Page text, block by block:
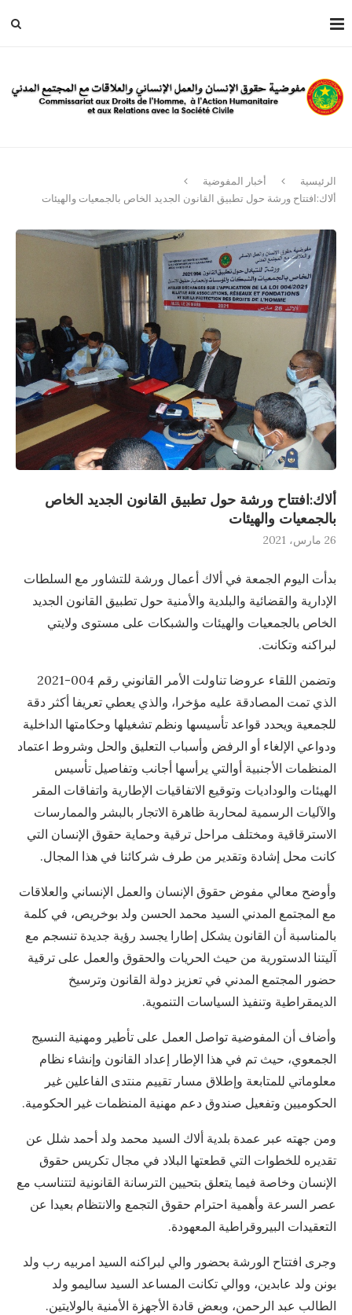
الرئيسية
أخبار المفوضية
ألاك:افتتاح ورشة حول تطبيق القانون الجديد الخاص بالجمعيات والهيئات
ألاك:افتتاح ورشة حول تطبيق القانون الجديد الخاص
بالجمعيات والهيئات
26 مارس، 2021
بدأت اليوم الجمعة في ألاك أعمال ورشة للتشاور مع السلطات
الإدارية والقضائية والبلدية والأمنية حول تطبيق القانون الجديد
الخاص بالجمعيات والهيئات والشبكات على مستوى ولايتي
لبراكنه وتكانت.
وتضمن اللقاء عروضا تناولت الأمر القانوني رقم 004-2021
الذي تمت المصادقة عليه مؤخرا، والذي يعطي تعريفا أكثر دقة
للجمعية ويحدد قواعد تأسيسها ونظم تشغيلها وحكامتها الداخلية
ودواعي الإلغاء أو الرفض وأسباب التعليق والحل وشروط اعتماد
المنظمات الأجنبية أوالتي يرأسها أجانب وتفاصيل تأسيس
الهيئات والوداديات وتوقيع الاتفاقيات الإطارية واتفاقات المقر
والآليات الرسمية لمحاربة ظاهرة الاتجار بالبشر والممارسات
الاسترقاقية ومختلف مراحل ترقية وحماية حقوق الإنسان التي
كانت محل إشادة وتقدير من طرف شركائنا في هذا المجال.
وأوضح معالي مفوض حقوق الإنسان والعمل الإنساني والعلاقات
مع المجتمع المدني السيد محمد الحسن ولد بوخريص، في كلمة
بالمناسبة أن القانون يشكل إطارا يجسد رؤية جديدة تنسجم مع
آليتنا الدستورية من حيث الحريات والحقوق والعمل على ترقية
حضور المجتمع المدني في تعزيز دولة القانون وترسيخ
الديمقراطية وتنفيذ السياسات التنموية.
وأضاف أن المفوضية تواصل العمل على تأطير ومهنية النسيج
الجمعوي، حيث تم في هذا الإطار إعداد القانون وإنشاء نظام
معلوماتي للمتابعة وإطلاق مسار تقييم منتدى الفاعلين غير
الحكوميين وتفعيل صندوق دعم مهنية المنظمات غير الحكومية.
ومن جهته عبر عمدة بلدية ألاك السيد محمد ولد أحمد شلل عن
تقديره للخطوات التي قطعتها البلاد في مجال تكريس حقوق
الإنسان وخاصة فيما يتعلق بتحيين الترسانة القانونية لتتناسب مع
عصر السرعة وأهمية احترام حقوق التجمع والانتظام بعيدا عن
التعقيدات البيروقراطية المعهودة.
وجرى افتتاح الورشة بحضور والي لبراكنه السيد امربيه رب ولد
بونن ولد عابدين، ووالي تكانت المساعد السيد ساليمو ولد
الطالب عبد الرحمن، وبعض قادة الأجهزة الأمنية بالولايتين.